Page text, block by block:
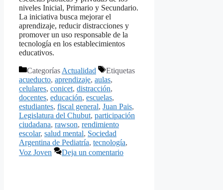
niveles Inicial, Primario y Secundario.
La iniciativa busca mejorar el
aprendizaje, reducir distracciones y
promover un uso responsable de la
tecnología en los establecimientos
educativos.
Categorías Actualidad
Etiquetas
acueducto, aprendizaje, aulas,
celulares, conicet, distracción,
docentes, educación, escuelas,
estudiantes, fiscal general, Juan Pais,
Legislatura del Chubut, participación
ciudadana, rawson, rendimiento
escolar, salud mental, Sociedad
Argentina de Pediatría, tecnología,
Voz Joven
Deja un comentario